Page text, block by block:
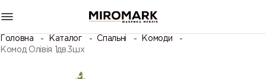
Головна Каталог Спальні
Комоди
Комод Олівія 1дв.3шх